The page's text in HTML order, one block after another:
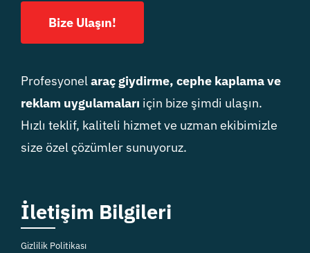
Bize Ulaşın!
Profesyonelaraç giydirme, cephe kaplama ve
reklam uygulamaları için bize şimdi ulaşın.
Hızlı teklif, kaliteli hizmet ve uzman ekibimizle
size özel çözümler sunuyoruz.
İletişim Bilgileri
Gizlilik Politikası